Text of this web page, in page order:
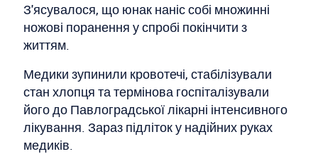
З'ясувалося, що юнак наніс собі множинні
ножові поранення у спробі покінчити з
життям.
Медики зупинили кровотечі, стабілізували
стан хлопця та термінова госпіталізували
його до Павлоградської лікарні інтенсивного
лікування. Зараз підліток у надійних руках
медиків.